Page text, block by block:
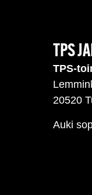
TPS
TPS-
20520
Auki